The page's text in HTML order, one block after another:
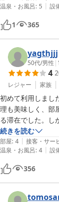
スタッフどの方も
廊下も至る所に
（古い建物ですし
お食事も標準コー
自分が悔しいで
温泉・お風呂: 5 | 設
1 365
yagthjjj
50代/男性 |
4
レジャー 家族
初めて利用しまし
理も美味しく、部
る滞在でした。し
内時は早足・早口
には、食事を始め
をかけられ、急か
お味噌汁のおか
をされ、残念な気
館だからこそ、接
在になると思いま
続きを読む
部屋: 4 | 接客・サー
温泉・お風呂: 4 | 設
356